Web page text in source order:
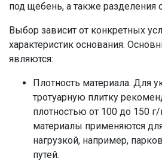
под щебень, а также разделения
Выбор зависит от конкретных
характеристик основания.
являются:
Плотность материала. Для
тротуарную плитку
плотностью от 100 до 150
материалы применяются
нагрузкой, например,
путей.